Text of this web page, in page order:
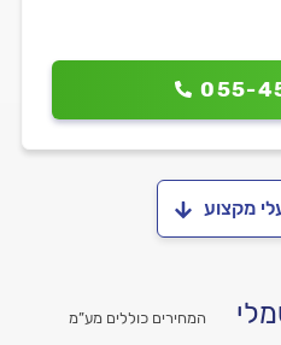
055-
מקצוע
המחירים כוללים מע”מ